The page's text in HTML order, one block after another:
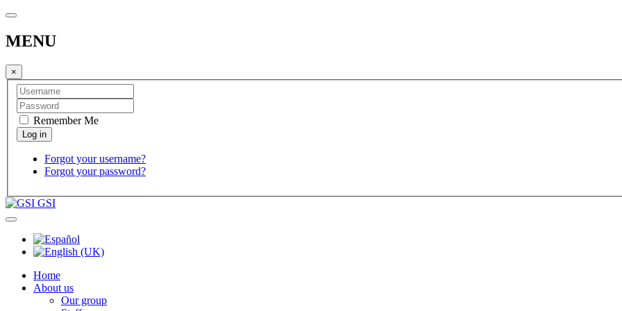
MENU
×
Remember Me
Forgot your username?
Forgot your password?
GSI
Home
About us
Our group